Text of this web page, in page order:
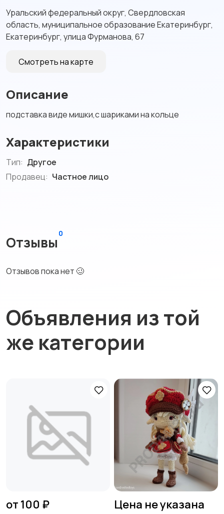
Уральский федеральный округ, Свердловская
область, муниципальное образование Екатеринбург,
Екатеринбург, улица Фурманова, 67
Смотреть на карте
Описание
подставка виде мишки,с шариками на кольце
Характеристики
Тип: Другое
Продавец: Частное лицо
Отзывы
0
Отзывов пока нет 🥴
Объявления из той
же категории
от 100 ₽ Цена не указана